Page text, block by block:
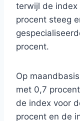
terwijl de index
procent steeg
procent.
Op
met 0,7
de index voor
procent en de